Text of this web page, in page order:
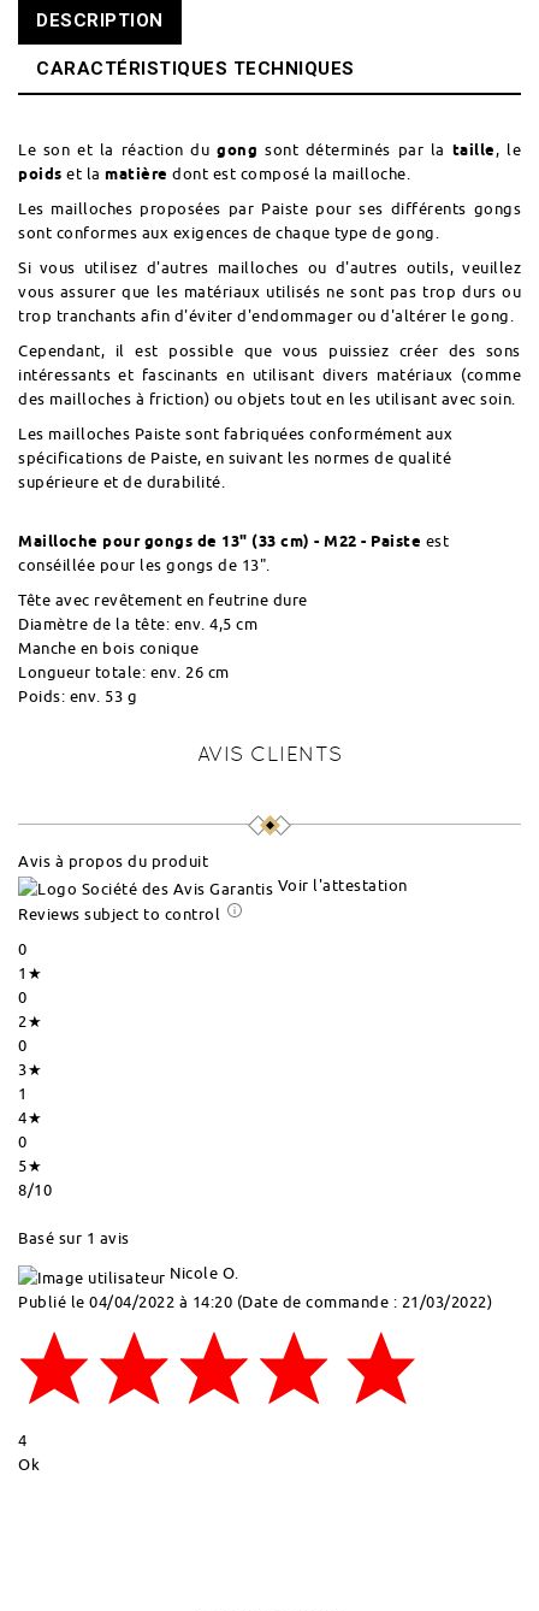
DESCRIPTION
CARACTÉRISTIQUES TECHNIQUES
Le son et la réaction dugong sont déterminés par la taille, le
poids et la matière dont est composé la mailloche.
Les mailloches proposées par Paiste pour ses différents gongs
sont conformes aux exigences de chaque type de gong.
Si vous utilisez d'autres mailloches ou d'autres outils, veuillez
vous assurer que les matériaux utilisés ne sont pas trop durs ou
trop tranchants afin d'éviter d'endommager ou d'altérer le gong.
Cependant, il est possible que vous puissiez créer des sons
intéressants et fascinants en utilisant divers matériaux (comme
des mailloches à friction) ou objets tout en les utilisant avec soin.
Les mailloches Paiste sont fabriquées conformément aux
spécifications de Paiste, en suivant les normes de qualité
supérieure et de durabilité.
Mailloche pour gongs de 13" (33 cm) - M22 - Paiste est
conséillée pour les gongs de 13".
Tête avec revêtement en feutrine dure
Diamètre de la tête: env. 4,5 cm
Manche en bois conique
Longueur totale: env. 26 cm
Poids: env. 53 g
AVIS CLIENTS
Avis à propos du produit
Voir l'attestation
Reviews subject to control
0
1★
0
2★
0
3★
1
4★
0
5★
8/10
Basé sur 1 avis
Nicole O.
Publié le 04/04/2022 à 14:20 (Date de commande : 21/03/2022)
4
Ok